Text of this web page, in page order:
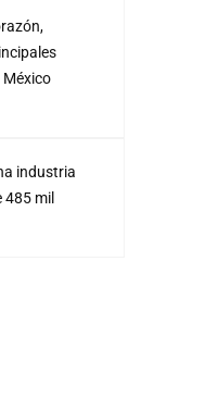
México
industria
485 mil